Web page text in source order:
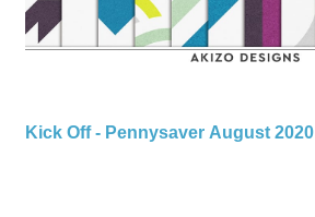
Kick Off - Pennysaver August 2020